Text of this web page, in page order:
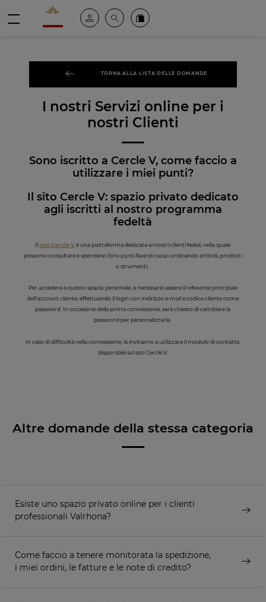
Valrhona - Imaginons le meilleur du chocolat
Il mio account
Cerca Ordinate i nostri prodotti online
TORNA ALLA LISTA DELLE DOMANDE
I nostri Servizi online per i
nostri Clienti
Sono iscritto a Cercle V, come faccio a
utilizzare i miei punti?
Il sito Cercle V: spazio privato dedicato
agli iscritti al nostro programma
fedeltà
Ilsito Cercle Vè una piattaforma dedicata ai nostri clienti fedeli, nella quale
possono consultare e spendere i loro punti fave di cacao ordinando articoli, prodotti
o strumenti.
Per accedere a questo spazio personale, è necessario essere il referente principale
dell’account cliente, effettuando il login con indirizzo e-mail e codice cliente come
password. In occasione della prima connessione, sarà chiesto di cambiare la
password per personalizzarla.
In caso di difficoltà nella connessione, la invitiamo a utilizzare il modulo di contatto
disponibile sul sito Cercle V.
Altre domande della stessa categoria
Esiste uno spazio privato online per i clienti
professionali Valrhona?
Come faccio a tenere monitorata la spedizione,
i miei ordini, le fatture e le note di credito?